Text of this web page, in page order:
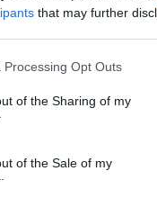
that may further
Processing Opt Outs
of the Sharing of my
of the Sale of my
hay muchos
porque no
niveles de
se les está
riesgo de
a los autónomos y